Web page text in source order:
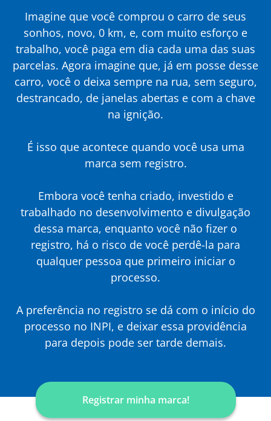
Imagine que você comprou o carro de seus
sonhos, novo, 0 km, e, com muito esforço e
trabalho, você paga em dia cada uma das suas
parcelas. Agora imagine que, já em posse desse
carro, você o deixa sempre na rua, sem seguro,
destrancado, de janelas abertas e com a chave
na ignição.
É isso que acontece quando você usa uma
marca sem registro.
Embora você tenha criado, investido e
trabalhado no desenvolvimento e divulgação
dessa marca, enquanto você não fizer o
registro, há o risco de você perdê-la para
qualquer pessoa que primeiro iniciar o
processo.
A preferência no registro se dá com o início do
processo no INPI, e deixar essa providência
para depois pode ser tarde demais.
Registrar minha marca!